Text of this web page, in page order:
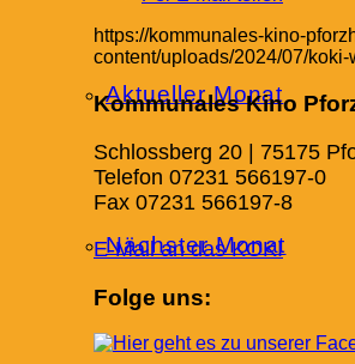
Aktueller Monat
Nächster Monat
https://kommunales-kino-
content/uploads/2024/07/koki-
Kommunales Kino
Schlossberg 20 | 75175
Telefon 07231 566197-0
Fax 07231 566197-8
E-Mail an das KOKI
Folge uns: